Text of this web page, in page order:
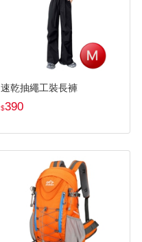
速乾抽繩工裝長褲
$390